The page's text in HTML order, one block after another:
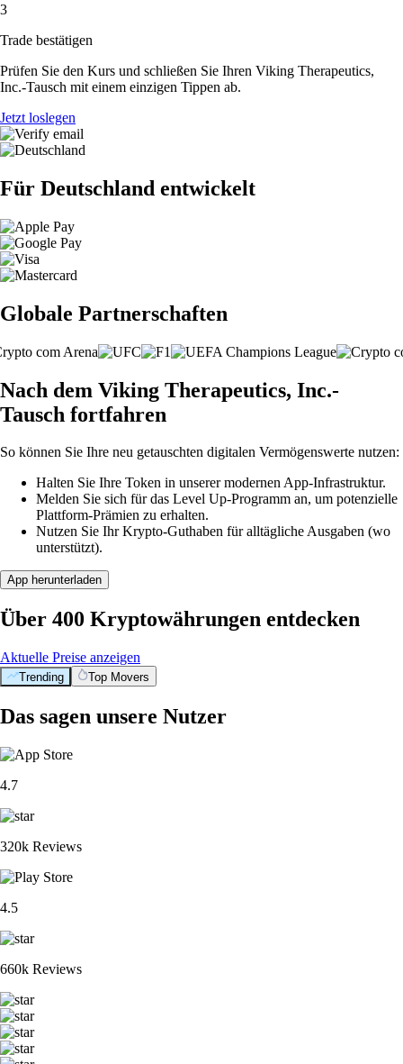
3
Trade bestätigen
Prüfen Sie den Kurs und schließen Sie Ihren Viking Therapeutics,
Inc.-Tausch mit einem einzigen Tippen ab.
Jetzt loslegen
Für Deutschland entwickelt
Globale Partnerschaften
Nach dem Viking Therapeutics, Inc.-
Tausch fortfahren
So können Sie Ihre neu getauschten digitalen Vermögenswerte nutzen:
Halten Sie Ihre Token in unserer modernen App-Infrastruktur.
Melden Sie sich für das Level Up-Programm an, um potenzielle
Plattform-Prämien zu erhalten.
Nutzen Sie Ihr Krypto-Guthaben für alltägliche Ausgaben (wo
unterstützt).
App herunterladen
Über 400 Kryptowährungen entdecken
Aktuelle Preise anzeigen
Trending Top Movers
Das sagen unsere Nutzer
4.7
320k Reviews
4.5
660k Reviews